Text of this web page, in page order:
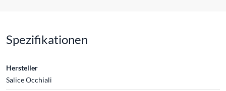
Spezifikationen
Hersteller
Salice Occhiali